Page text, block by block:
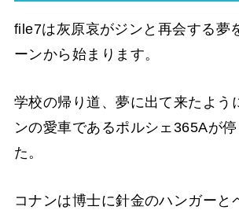
file7は灰原哀がジンと再会する夢
ーンから始まります。
学校の帰り道、夢に出て来たよう
ンの愛車であるポルシェ365Aが
た。
コナンは博士に針金のハンガーと